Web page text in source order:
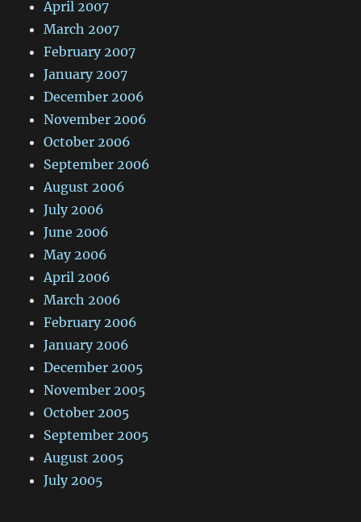
April 2007
March 2007
February 2007
January 2007
December 2006
November 2006
October 2006
September 2006
August 2006
July 2006
June 2006
May 2006
April 2006
March 2006
February 2006
January 2006
December 2005
November 2005
October 2005
September 2005
August 2005
July 2005